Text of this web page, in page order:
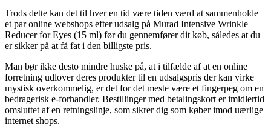
Trods dette kan det til hver en tid være tiden værd at sammenholde
et par online webshops efter udsalg på Murad Intensive Wrinkle
Reducer for Eyes (15 ml) før du gennemfører dit køb, således at du
er sikker på at få fat i den billigste pris.
Man bør ikke desto mindre huske på, at i tilfælde af at en online
forretning udlover deres produkter til en udsalgspris der kan virke
mystisk overkommelig, er det for det meste være et fingerpeg om en
bedragerisk e-forhandler. Bestillinger med betalingskort er imidlertid
omsluttet af en retningslinje, som sikrer dig som køber imod uærlige
internet shops.